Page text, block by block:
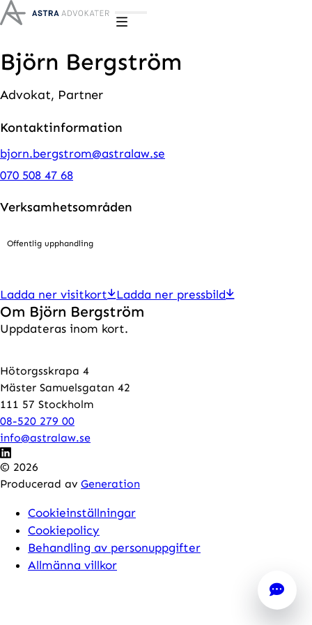
Hoppa till innehåll
Björn Bergström
Advokat, Partner
Kontaktinformation
bjorn.bergstrom@astralaw.se
070 508 47 68
Verksamhetsområden
Offentlig upphandling
Ladda ner visitkort Ladda ner pressbild
Om Björn Bergström
Uppdateras inom kort.
Hötorgsskrapa 4
Mäster Samuelsgatan 42
111 57 Stockholm
08-520 279 00
info@astralaw.se
© 2026
Producerad av Generation
Cookieinställningar
Cookiepolicy
Behandling av personuppgifter
Allmänna villkor